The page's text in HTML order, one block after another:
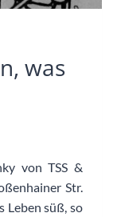
was
von TSS &
Str.
Leben süß, so